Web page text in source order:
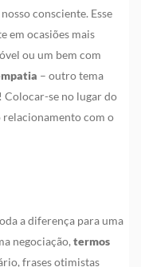
consciente. Esse
em ocasiões mais
ou um bem com
– outro tema
Colocar-se no lugar do
relacionamento com o
a diferença para uma
negociação, termos
frases otimistas